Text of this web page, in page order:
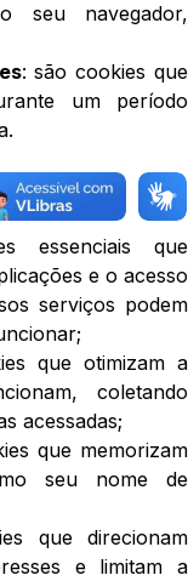
seu navegador,
: são cookies que
um período
ser:
essenciais que
e o acesso
serviços podem
que otimizam a
coletando
acessadas;
que memorizam
seu nome de
que direcionam
e limitam a